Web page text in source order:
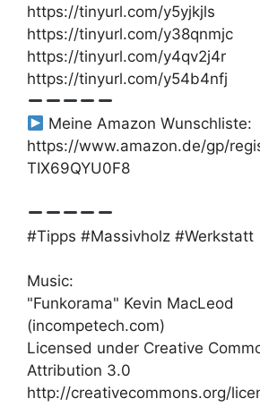
https://tinyurl.com/y5yjkjls
https://tinyurl.com/y38qnmjc
https://tinyurl.com/y4qv2j4r
https://tinyurl.com/y54b4nfj
Meine Amazon Wunschliste:
https://www.amazon.de/gp/
TIX69QYU0F8
#Tipps #Massivholz #Werkstatt
Music:
"Funkorama" Kevin MacLeod
(incompetech.com)
Licensed under Creative
Attribution 3.0
http://creativecommons.org/